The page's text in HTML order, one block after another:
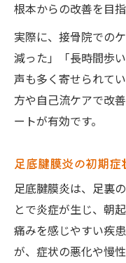
根本からの改善を目指
実際に、接骨院での
減った」「長時間歩
声も多く寄せられて
方や自己流ケアで改
ートが有効です。
足底腱膜炎の初期
足底腱膜炎は、足裏
とで炎症が生じ、朝
痛みを感じやすい疾
が、症状の悪化や慢